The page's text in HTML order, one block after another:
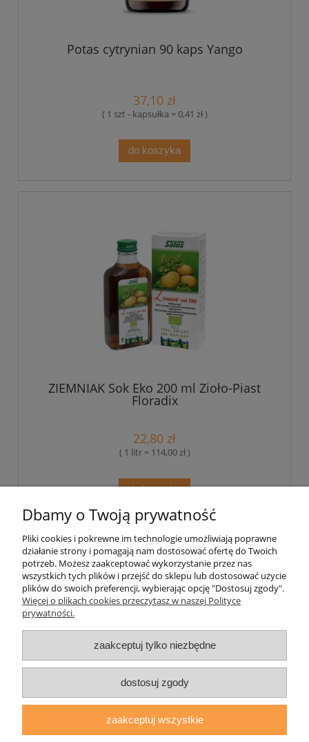
Potas cytrynian 90 kaps Yango
37,10 zł
( 1 szt - kapsułka = 0,41 zł )
do koszyka
ZIEMNIAK Sok Eko 200 ml Zioło-Piast
Floradix
22,80 zł
( 1 litr = 114,00 zł )
do koszyka
Pomoc
Moje konto
Informacje
O nas
ul. Grodzka Nr 23, 67-200 Głogów | woj. dolnośląskie
| tel.: 513093168 | email:sklep@daryziol.pl| NIP: 6921579498 |
Dbamy o Twoją prywatność
Pliki cookies i pokrewne im technologie umożliwiają poprawne
działanie strony i pomagają nam dostosować ofertę do Twoich
potrzeb. Możesz zaakceptować wykorzystanie przez nas
wszystkich tych plików i przejść do sklepu lub dostosować użycie
plików do swoich preferencji, wybierając opcję "Dostosuj zgody".
Więcej o plikach cookies przeczytasz w naszej Polityce
prywatności.
zaakceptuj tylko niezbędne
dostosuj zgody
zaakceptuj wszystkie